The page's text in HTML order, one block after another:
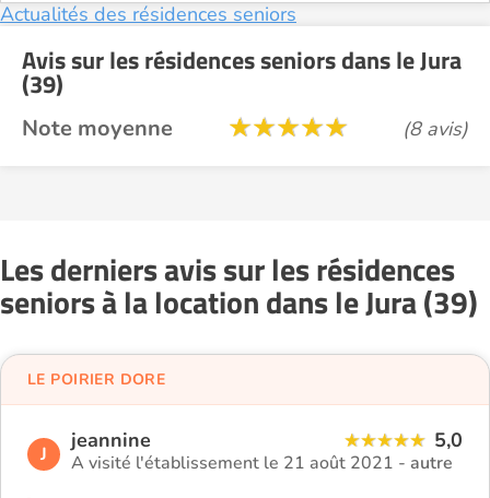
Actualités des résidences seniors
Avis sur les résidences seniors dans le Jura
(39)
Note moyenne (8 avis)
Les derniers avis sur les résidences
seniors à la location dans le Jura (39)
J
jeannine 5,0
A visité l'établissement le 21 août 2021 - autre
LE POIRIER DORE